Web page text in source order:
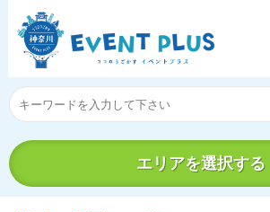
エリアを選択する